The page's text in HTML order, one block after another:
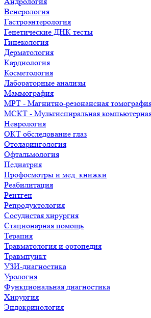
Венерология
Гастроэнтерология
Генетические ДНК тесты
Гинекология
Дерматология
Кардиология
Косметология
Лабораторные анализы
Маммография
МРТ - Магнитно-резонансная
МСКТ - Мультиспиральная
Неврология
ОКТ обследование глаз
Отоларингология
Офтальмология
Педиатрия
Профосмотры и мед. книжки
Реабилитация
Рентген
Репродуктология
Сосудистая хирургия
Стационарная помощь
Терапия
Травматология и ортопедия
Травмпункт
УЗИ-диагностика
Урология
Функциональная диагностика
Хирургия
Эндокринология